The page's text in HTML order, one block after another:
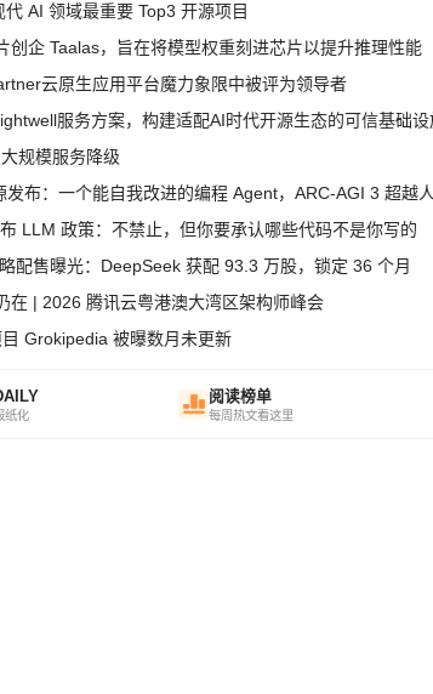
AI 领域最重要 Top3 开源项目
创企 Taalas，旨在将模型权重刻进芯片以提升推理性能
云原生应用平台魔力象限中被评为领导者
服务方案，构建适配AI时代开源生态的可信基础设
规模服务降级
发布：一个能自我改进的编程 Agent，ARC-AGI 3 超越
LLM 政策：不禁止，但你要承认哪些代码不是你写的
配售曝光：DeepSeek 获配 93.3 万股，锁定 36 个月
在 | 2026 腾讯云粤港澳大湾区架构师峰会
Grokipedia 被曝数月未更新
纸化
阅读榜单
每周热文看这里